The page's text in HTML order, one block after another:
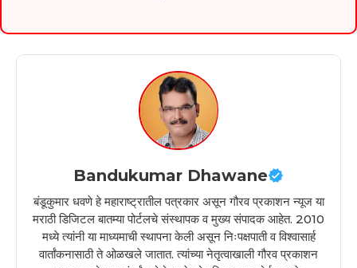
Bandukumar Dhawane
बंडूकुमार धवणे हे महाराष्ट्रातील पत्रकार असून गौरव प्रकाशन न्यूज या
मराठी डिजिटल बातम्या पोर्टलचे संस्थापक व मुख्य संपादक आहेत. 2010
मध्ये त्यांनी या माध्यमाची स्थापना केली असून निःपक्षपाती व विश्वासार्ह
वार्तांकनासाठी ते ओळखले जातात. त्यांच्या नेतृत्वाखाली गौरव प्रकाशन